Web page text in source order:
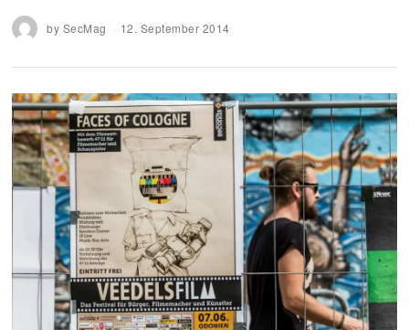
by SecMag 12. September 2014